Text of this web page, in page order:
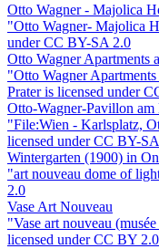
Otto Wagner - Majolica
"Otto Wagner- Majolica
under CC BY-SA 2.0
Otto Wagner Apartments
"Otto Wagner
Prater is licensed under
Otto-Wagner-Pavillon am
"File:Wien - Karlsplatz,
licensed under CC BY-
Wintergarten (1900) in
"art nouveau dome of
2.0
Vase Art Nouveau
"Vase art nouveau
licensed under CC BY 2.0